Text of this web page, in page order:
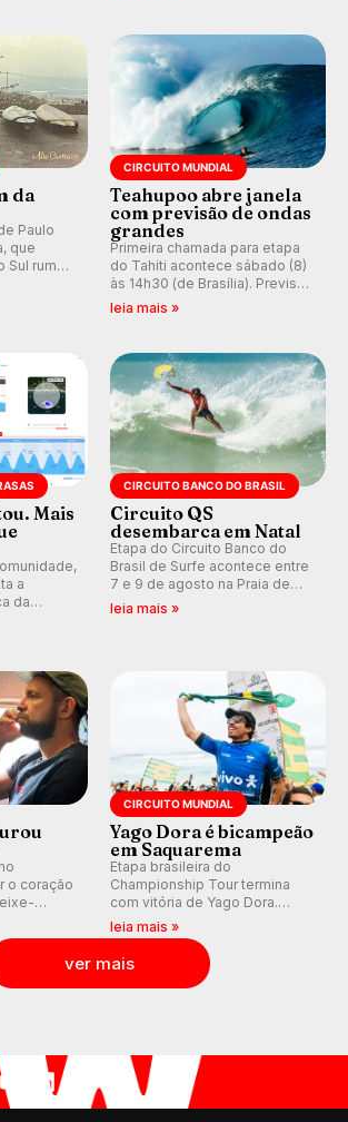
prática em esporte e indústria.
da
Paulo
que
Sul rumo
CIRCUITO MUNDIAL
Teahupoo abre janela
com previsão de ondas
grandes
Primeira chamada para etapa
do Tahiti acontece sábado (8)
às 14h30 (de Brasília). Previsão
indica swell consistente.
Kelly Slater convidado.
leia mais »
Mais
a
da
CIRCUITO BANCO DO BRASIL
Circuito QS
desembarca em Natal
Etapa do Circuito Banco do
Brasil de Surfe acontece entre
7 e 9 de agosto na Praia de
Miami (RN), em disputas
leia mais »
o coração
na
CIRCUITO MUNDIAL
Yago Dora é bicampeão
em Saquarema
Etapa brasileira do
Championship Tour termina
com vitória de Yago Dora.
Sawyer Lindblad vence entre
as mulheres e Leonardo
Fioravanti assume liderança do
ranking mundial da WSL, na
etapa de Saquarema.
leia mais »
ver mais